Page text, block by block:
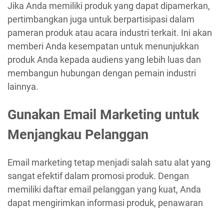
Jika Anda memiliki produk yang dapat dipamerkan,
pertimbangkan juga untuk berpartisipasi dalam
pameran produk atau acara industri terkait. Ini akan
memberi Anda kesempatan untuk menunjukkan
produk Anda kepada audiens yang lebih luas dan
membangun hubungan dengan pemain industri
lainnya.
Gunakan Email Marketing untuk
Menjangkau Pelanggan
Email marketing tetap menjadi salah satu alat yang
sangat efektif dalam promosi produk. Dengan
memiliki daftar email pelanggan yang kuat, Anda
dapat mengirimkan informasi produk, penawaran